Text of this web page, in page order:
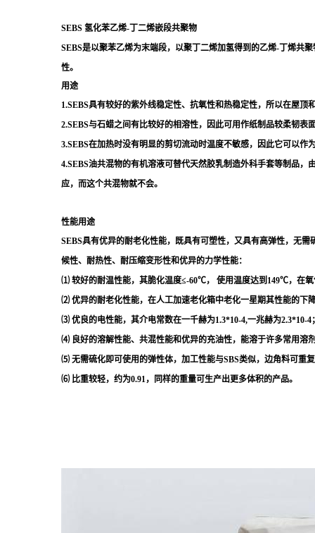
SEBS 氢化苯乙烯-丁二烯嵌段共聚物
SEBS是以聚苯乙烯为末端段，以聚丁二烯加氢得到的乙烯-丁烯共
性。
用途
1.SEBS具有较好的紫外线稳定性、抗氧性和热稳定性，所以在屋顶
2.SEBS与石蜡之间有比较好的相溶性，因此可用作纸制品较柔韧表
3.SEBS在加热时没有明显的剪切流动时温度不敏感，因此它可以
4.SEBS油共混物的有机溶液可替代天然胶乳制造外科手套等制品
应，而这个共混物就不会。
性能用途
SEBS具有优异的耐老化性能，既具有可塑性，又具有高弹性，无
候性、耐热性、耐压缩变形性和优异的力学性能：
⑴ 较好的耐温性能，其脆化温度≤-60℃， 使用温度达到149℃，在
⑵ 优异的耐老化性能，在人工加速老化箱中老化一星期其性能的下
⑶ 优良的电性能，其介电常数在一千赫为1.3*10-4,一兆赫为2.3*10-
⑷ 良好的溶解性能、共混性能和优异的充油性，能溶于许多常用溶
⑸ 无需硫化即可使用的弹性体，加工性能与SBS类似，边角料可重
⑹ 比重较轻，约为0.91，同样的重量可生产出更多体积的产品。